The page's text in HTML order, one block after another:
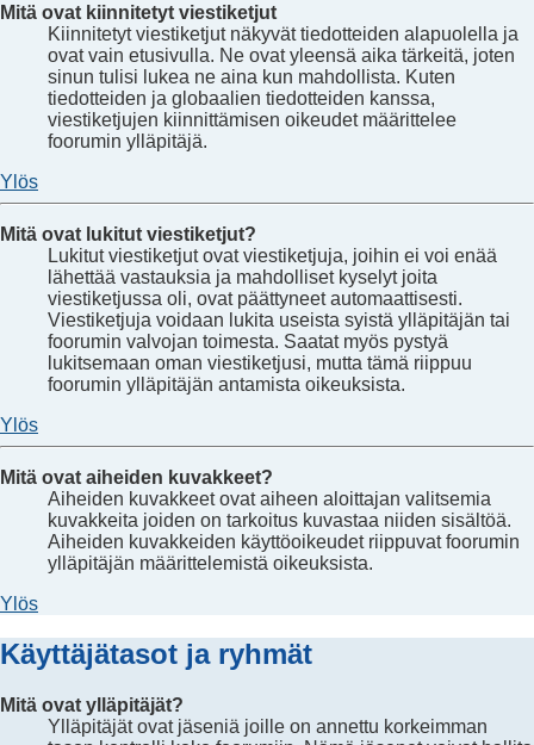
Mitä ovat kiinnitetyt viestiketjut
Kiinnitetyt viestiketjut näkyvät tiedotteiden alapuolella ja
ovat vain etusivulla. Ne ovat yleensä aika tärkeitä, joten
sinun tulisi lukea ne aina kun mahdollista. Kuten
tiedotteiden ja globaalien tiedotteiden kanssa,
viestiketjujen kiinnittämisen oikeudet määrittelee
foorumin ylläpitäjä.
Ylös
Mitä ovat lukitut viestiketjut?
Lukitut viestiketjut ovat viestiketjuja, joihin ei voi enää
lähettää vastauksia ja mahdolliset kyselyt joita
viestiketjussa oli, ovat päättyneet automaattisesti.
Viestiketjuja voidaan lukita useista syistä ylläpitäjän tai
foorumin valvojan toimesta. Saatat myös pystyä
lukitsemaan oman viestiketjusi, mutta tämä riippuu
foorumin ylläpitäjän antamista oikeuksista.
Ylös
Mitä ovat aiheiden kuvakkeet?
Aiheiden kuvakkeet ovat aiheen aloittajan valitsemia
kuvakkeita joiden on tarkoitus kuvastaa niiden sisältöä.
Aiheiden kuvakkeiden käyttöoikeudet riippuvat foorumin
ylläpitäjän määrittelemistä oikeuksista.
Ylös
Käyttäjätasot ja ryhmät
Mitä ovat ylläpitäjät?
Ylläpitäjät ovat jäseniä joille on annettu korkeimman